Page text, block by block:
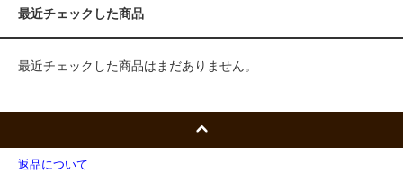
最近チェックした商品
最近チェックした商品はまだありません。
返品について